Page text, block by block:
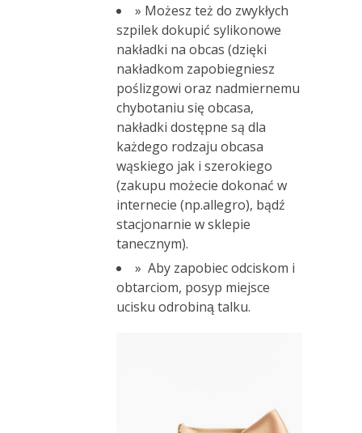
» Możesz też do zwykłych
szpilek dokupić sylikonowe
nakładki na obcas (dzięki
nakładkom zapobiegniesz
poślizgowi oraz nadmiernemu
chybotaniu się obcasa,
nakładki dostępne są dla
każdego rodzaju obcasa
wąskiego jak i szerokiego
(zakupu możecie dokonać w
internecie (np.allegro), bądź
stacjonarnie w sklepie
tanecznym).
» Aby zapobiec odciskom i
obtarciom, posyp miejsce
ucisku odrobiną talku.